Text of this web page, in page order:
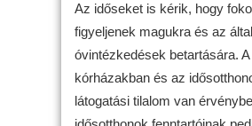
Az időseket is kérik, hogy
figyeljenek magukra és az
óvintézkedések betartására. A
kórházakban és az
látogatási tilalom van